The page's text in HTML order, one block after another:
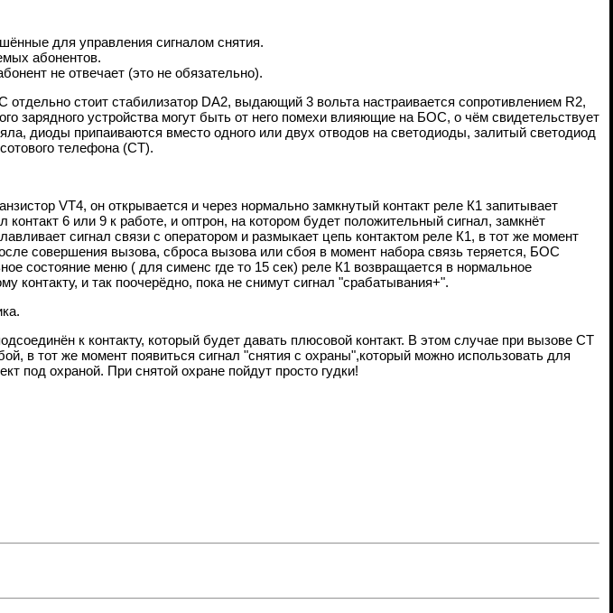
для управления сигналом снятия.
абонентов.
не отвечает (это не обязательно).
стоит стабилизатор DA2, выдающий 3 вольта настраивается сопротивлением R2,
зарядного устройства могут быть от него помехи влияющие на БОС, о чём свидетельствует
диоды припаиваются вместо одного или двух отводов на светодиоды, залитый светодиод
телефона (СТ).
VT4, он открывается и через нормально замкнутый контакт реле К1 запитывает
6 или 9 к работе, и оптрон, на котором будет положительный сигнал, замкнёт
сигнал связи с оператором и размыкает цепь контактом реле К1, в тот же момент
совершения вызова, сброса вызова или сбоя в момент набора связь теряется, БОС
состояние меню ( для сименс где то 15 сек) реле К1 возвращается в нормальное
контакту, и так поочерёдно, пока не снимут сигнал "срабатывания+".
к контакту, который будет давать плюсовой контакт. В этом случае при вызове СТ
в тот же момент появиться сигнал "снятия с охраны",который можно использовать для
под охраной. При снятой охране пойдут просто гудки!